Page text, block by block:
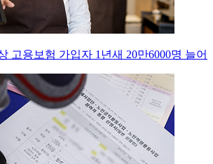
고용보험 가입자 1년새 20만6000명 늘어